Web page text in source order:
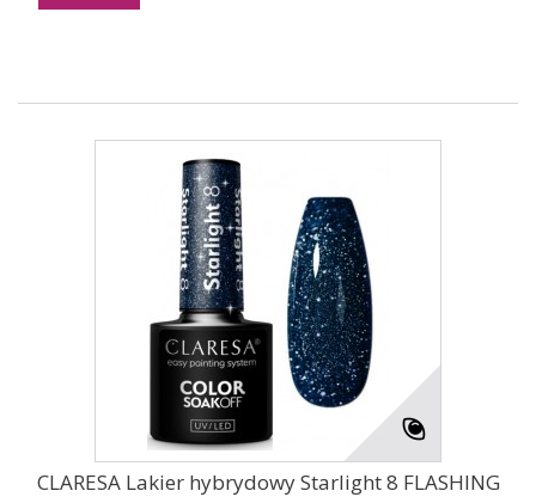
CLARESA Lakier hybrydowy Starlight 8 FLASHING